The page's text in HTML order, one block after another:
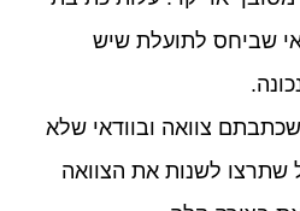
שביחס לתועלת שיש
שכתבתם צוואה ובוודאי שלא
שתרצו לשנות את הצוואה